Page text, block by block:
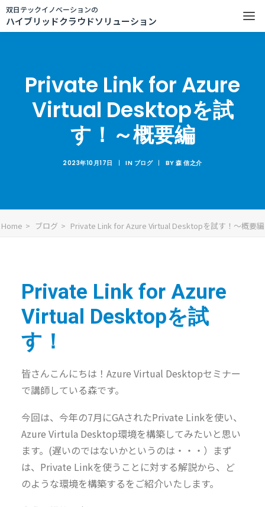
双日テックイノベーションの
ハイブリッドクラウドソリューション
Private Link for Azure
Virtual Desktopを試
す！～概要編
2023年10月17日 | IN ブログ | BY森 信之介
Home ブログ Private Link for Azure Virtual Desktopを試す！～概要編
Private Link for Azure
Virtual Desktopを試
す！
皆さんこんにちは！Azure Virtual Desktopセミナー
で講師している森です。
今回は、今年の7月にGAされたPrivate Linkを使い、
Azure Virtula Desktop環境を構築してみたいと思い
ます。(遅いのではないかというのは・・・）まず
は、Private Linkを使うことに対する解説から、ど
のような環境を構築するをご紹介いたします。